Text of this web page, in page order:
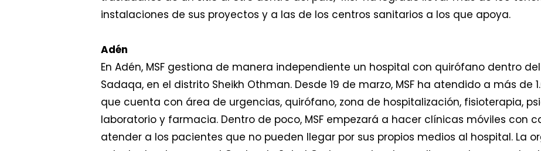
instalaciones de sus proyectos y a las de los centros sanitarios a los que apoya.
Adén
En Adén, MSF gestiona de manera independiente un hospital con quirófano dentro
Sadaqa, en el distrito Sheikh Othman. Desde 19 de marzo, MSF ha atendido a más de
que cuenta con área de urgencias, quirófano, zona de hospitalización, fisioterapia,
laboratorio y farmacia. Dentro de poco, MSF empezará a hacer clínicas móviles con
atender a los pacientes que no pueden llegar por sus propios medios al hospital. La